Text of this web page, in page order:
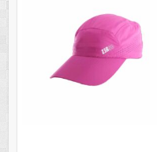
van.
A
változatok
a